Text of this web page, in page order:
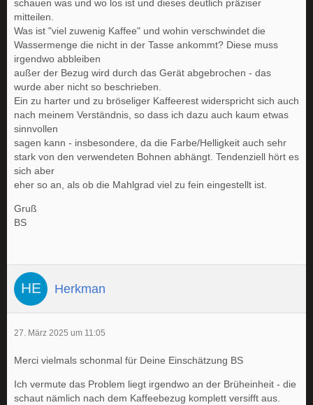
schauen was und wo los ist und dieses deutlich präziser
mitteilen.
Was ist "viel zuwenig Kaffee" und wohin verschwindet die
Wassermenge die nicht in der Tasse ankommt? Diese muss
irgendwo abbleiben
außer der Bezug wird durch das Gerät abgebrochen - das
wurde aber nicht so beschrieben.
Ein zu harter und zu bröseliger Kaffeerest widerspricht sich auch
nach meinem Verständnis, so dass ich dazu auch kaum etwas
sinnvollen
sagen kann - insbesondere, da die Farbe/Helligkeit auch sehr
stark von den verwendeten Bohnen abhängt. Tendenziell hört es
sich aber
eher so an, als ob die Mahlgrad viel zu fein eingestellt ist.
Gruß
BS
Herkman
27. März 2025 um 11:05
Merci vielmals schonmal für Deine Einschätzung BS
Ich vermute das Problem liegt irgendwo an der Brüheinheit - die
schaut nämlich nach dem Kaffeebezug komplett versifft aus.